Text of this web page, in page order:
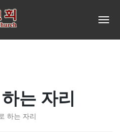
는 자리
하는 자리